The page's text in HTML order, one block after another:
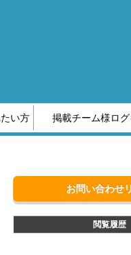
い方 掲載チーム様ロ
お問い合わせ
閲覧履歴